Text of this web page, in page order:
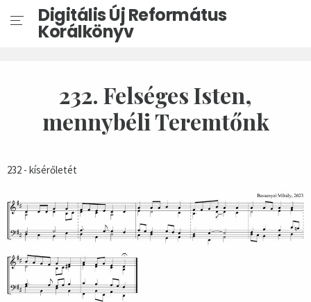
Digitális Új Református
Korálkönyv
232. Felséges Isten,
mennybéli Teremtőnk
232 - kísérőletét